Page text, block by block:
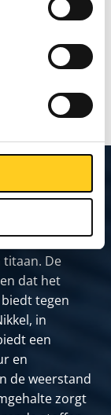
in Euro per: 1
met
titaan. De
dat het
tegen
in
een
en
de weerstand
zorgt